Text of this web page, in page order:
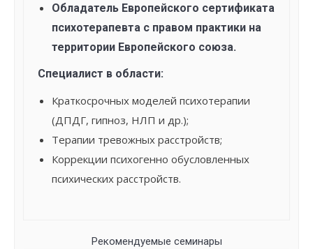
Обладатель Европейского сертификата
психотерапевта с правом практики на
территории Европейского союза.
Специалист в области:
Краткосрочных моделей психотерапии
(ДПДГ, гипноз, НЛП и др.);
Терапии тревожных расстройств;
Коррекции психогенно обусловленных
психических расстройств.
Рекомендуемые семинары